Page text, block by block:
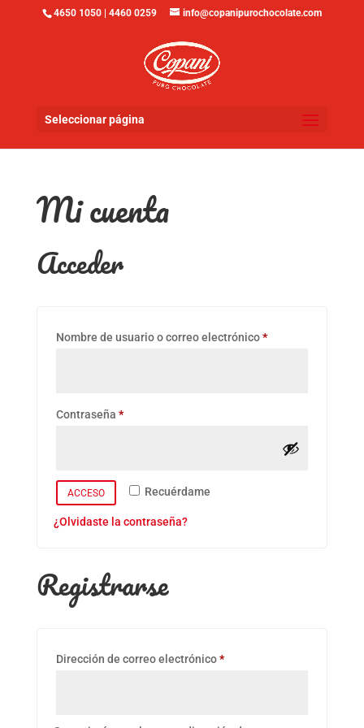
4650 1050 | 4460 0259 info@copanipurochocolate.com
Seleccionar página
Mi cuenta
Acceder
Nombre de usuario o correo electrónico*Obligatorio
Contraseña *Obligatorio
Recuérdame
ACCESO
¿Olvidaste la contraseña?
Registrarse
Dirección de correo electrónico*Obligatorio